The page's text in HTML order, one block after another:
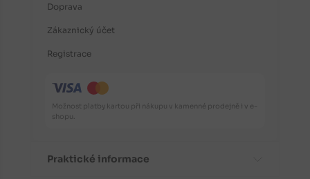
Doprava
Zákaznický účet
Registrace
Možnost platby kartou při nákupu v kamenné prodejně i v e-
shopu.
Praktické informace